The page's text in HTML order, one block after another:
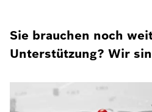
Sie brauchen noch
Unterstützung? Wir